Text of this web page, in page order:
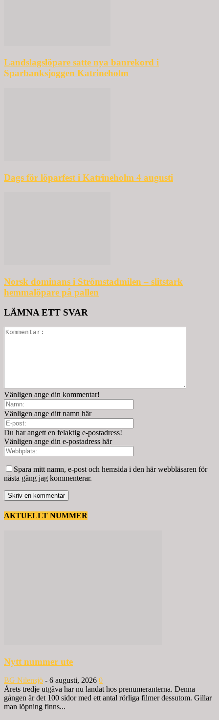
Landslagslöpare satte nya banrekord i
Sparbanksjoggen Katrineholm
Dags för löparfest i Katrineholm 4 augusti
Norsk dominans i Strömstadmilen – slitstark
hemmalöpare på pallen
LÄMNA ETT SVAR
Vänligen ange din kommentar!
Vänligen ange ditt namn här
Du har angett en felaktig e-postadress!
Vänligen ange din e-postadress här
Spara mitt namn, e-post och hemsida i den här webbläsaren för
nästa gång jag kommenterar.
AKTUELLT NUMMER
Nytt nummer ute
BG Nilensjö - 6 augusti, 2026 0
Årets tredje utgåva har nu landat hos prenumeranterna. Denna
gången är det 100 sidor med ett antal rörliga filmer dessutom. Gillar
man löpning finns...